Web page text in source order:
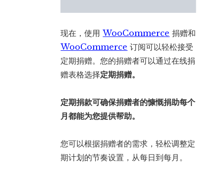
现在，使用WooCommerce 捐赠和
WooCommerce 订阅可以轻松接受
定期捐赠。您的捐赠者可以通过在线捐
赠表格选择定期捐赠。
定期捐款可确保捐赠者的​​慷慨捐助每个
月都能为您提供帮助。
您可以根据捐赠者的需求，轻松调整定
期计划的节奏设置，从每日到每月。